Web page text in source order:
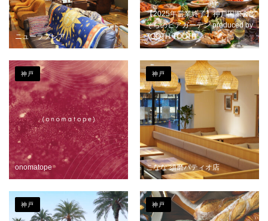
ニューラフレア
【2025年営業終了】神戸国際会館
そらのビアガーデン produced by
TOOTH TOOTH
onomatope
神戸
こなな 須磨パティオ店
神戸
神戸 神戸